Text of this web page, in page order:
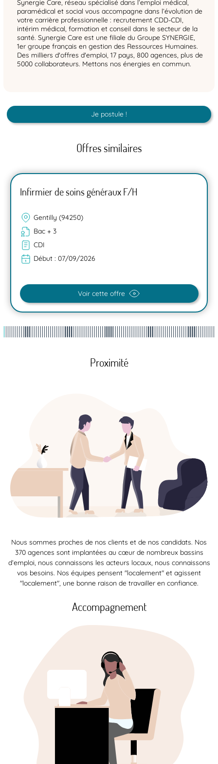
Synergie Care, réseau spécialisé dans l’emploi médical,
paramédical et social vous accompagne dans l’évolution de
votre carrière professionnelle : recrutement CDD-CDI,
intérim médical, formation et conseil dans le secteur de la
santé. Synergie Care est une filiale du Groupe SYNERGIE,
1er groupe français en gestion des Ressources Humaines.
Des milliers d'offres d'emploi, 17 pays, 800 agences, plus de
5000 collaborateurs. Mettons nos énergies en commun.
Je postule !
Offres similaires
Infirmier de soins généraux F/H
Gentilly (94250)
Bac + 3
CDI
Début : 07/09/2026
Voir cette offre
Proximité
Nous sommes proches de nos clients et de nos candidats. Nos
370 agences sont implantées au cœur de nombreux bassins
d’emploi, nous connaissons les acteurs locaux, nous connaissons
vos besoins. Nos équipes pensent "localement" et agissent
"localement", une bonne raison de travailler en confiance.
Accompagnement